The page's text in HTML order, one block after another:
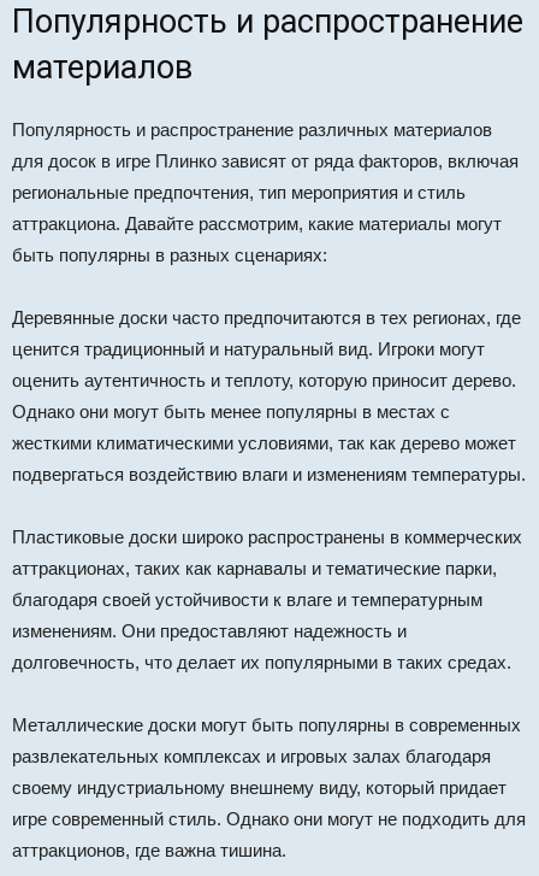
Популярность и распространение
материалов
Популярность и распространение различных материалов
для досок в игре Плинко зависят от ряда факторов, включая
региональные предпочтения, тип мероприятия и стиль
аттракциона. Давайте рассмотрим, какие материалы могут
быть популярны в разных сценариях:
Деревянные доски часто предпочитаются в тех регионах, где
ценится традиционный и натуральный вид. Игроки могут
оценить аутентичность и теплоту, которую приносит дерево.
Однако они могут быть менее популярны в местах с
жесткими климатическими условиями, так как дерево может
подвергаться воздействию влаги и изменениям температуры.
Пластиковые доски широко распространены в коммерческих
аттракционах, таких как карнавалы и тематические парки,
благодаря своей устойчивости к влаге и температурным
изменениям. Они предоставляют надежность и
долговечность, что делает их популярными в таких средах.
Металлические доски могут быть популярны в современных
развлекательных комплексах и игровых залах благодаря
своему индустриальному внешнему виду, который придает
игре современный стиль. Однако они могут не подходить для
аттракционов, где важна тишина.